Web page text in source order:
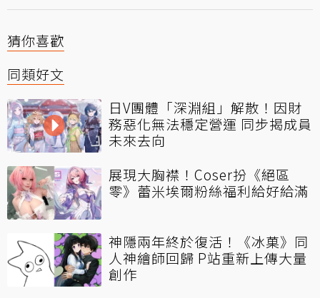
猜你喜歡
同類好文
日V團體「深淵組」解散！因財
務惡化無法穩定營運 同步揭成員
未來去向
展現大胸襟！Coser扮《絕區
零》蕾米埃爾粉絲福利給好給滿
神隱兩年終於復活！《冰菓》同
人神繪師回歸 P站重新上傳大量
創作